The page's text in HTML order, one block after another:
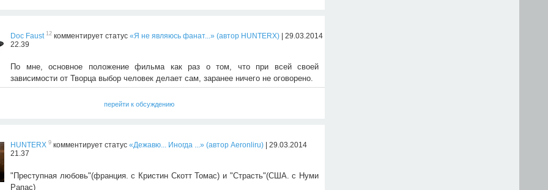
Doc Faust 12 комментирует статус «Я не являюсь фанат...» (автор HUNTERX) | 29.03.2014
22.39
По мне, основное положение фильма как раз о том, что при всей своей
зависимости от Творца выбор человек делает сам, заранее ничего не оговорено.
перейти к обсуждению
HUNTERX 9 комментирует статус «Дежавю... Иногда ...» (автор Aeronliru) | 29.03.2014
21.37
"Преступная любовь"(франция. с Кристин Скотт Томас) и "Страсть"(США. с Нуми
Рапас)